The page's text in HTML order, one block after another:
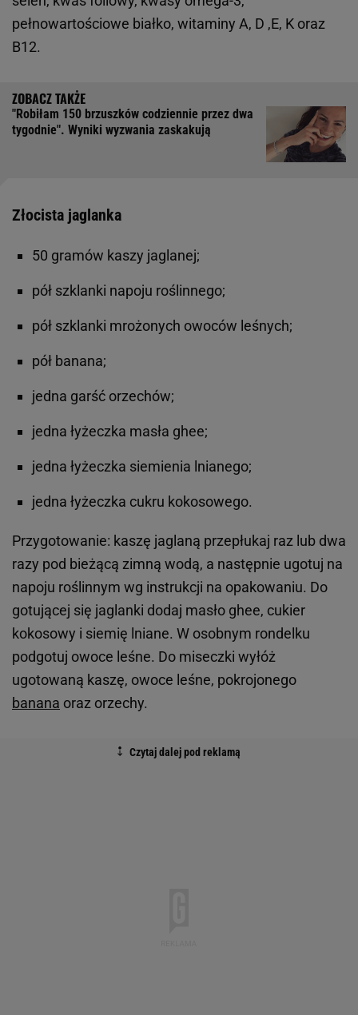
pełnowartościowe białko, witaminy A, D ,E, K oraz
B12.
"Robiłam 150 brzuszków codziennie przez dwa
tygodnie". Wyniki wyzwania zaskakują
Złocista jaglanka
50 gramów kaszy jaglanej;
pół szklanki napoju roślinnego;
pół szklanki mrożonych owoców leśnych;
pół banana;
jedna garść orzechów;
jedna łyżeczka masła ghee;
jedna łyżeczka siemienia lnianego;
jedna łyżeczka cukru kokosowego.
Przygotowanie: kaszę jaglaną przepłukaj raz lub dwa
razy pod bieżącą zimną wodą, a następnie ugotuj na
napoju roślinnym wg instrukcji na opakowaniu. Do
gotującej się jaglanki dodaj masło ghee, cukier
kokosowy i siemię lniane. W osobnym rondelku
podgotuj owoce leśne. Do miseczki wyłóż
ugotowaną kaszę, owoce leśne, pokrojonego
banana oraz orzechy.